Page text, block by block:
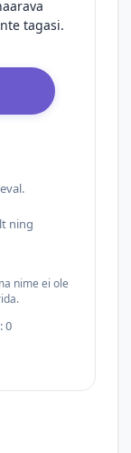
tagasi.
ning
nime ei ole
0